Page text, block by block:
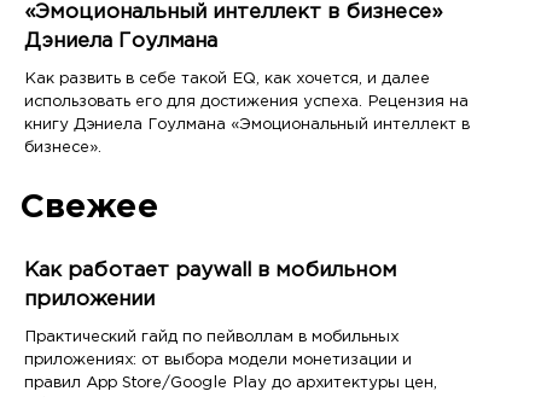
«Эмоциональный интеллект в бизнесе»
Дэниела Гоулмана
Как развить в себе такой EQ, как хочется, и далее
использовать его для достижения успеха. Рецензия на
книгу Дэниела Гоулмана «Эмоциональный интеллект в
бизнесе».
Свежее
Как работает paywall в мобильном
приложении
Практический гайд по пейволлам в мобильных
приложениях: от выбора модели монетизации и
правил App Store/Google Play до архитектуры цен,